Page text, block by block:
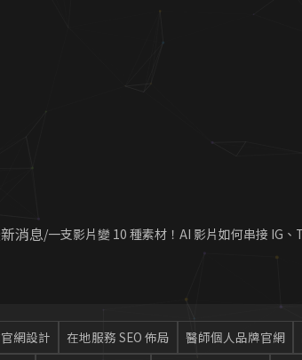
消息 一支影片變 10 種素材！AI 影片如何串接 IG
網設計 在地服務 SEO 佈局 醫師個人品牌官網